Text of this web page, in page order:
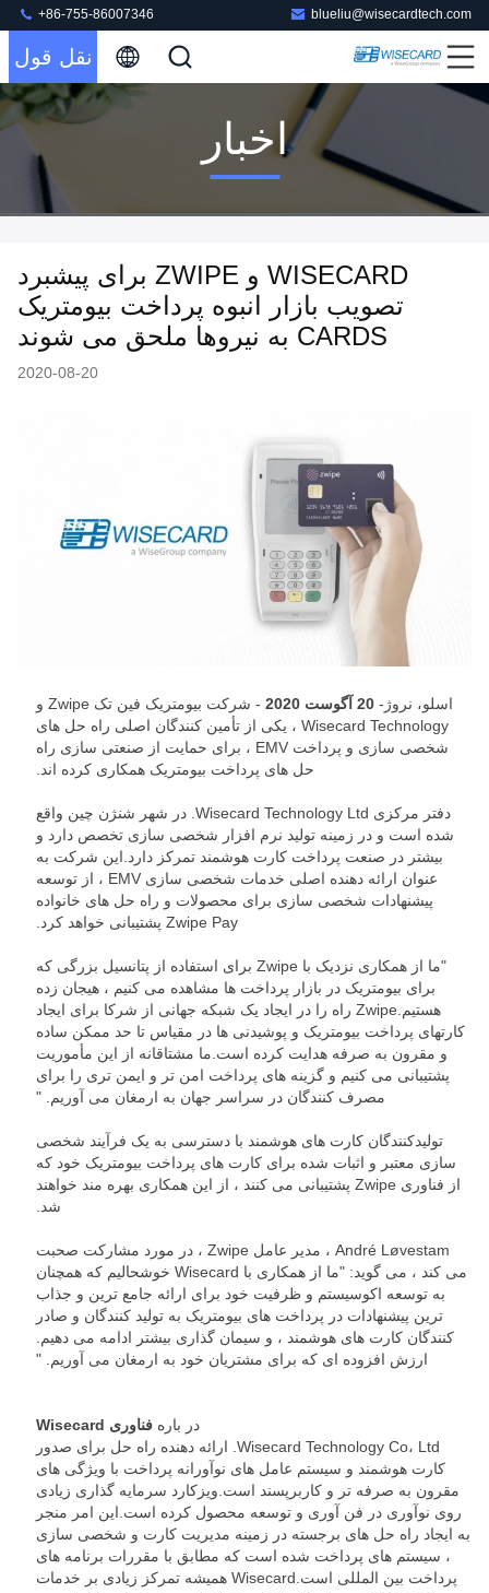
blueliu@wisecardtech.com
+86-755-86007346
نقل قول
اخبار
WISECARD و ZWIPE برای پیشبرد
تصویب بازار انبوه پرداخت بیومتریک
CARDS به نیروها ملحق می شوند
2020-08-20
اسلو، نروژ-20 آگوست 2020
- شرکت بیومتریک فین تک Zwipe و
Wisecard Technology ، یکی از تأمین کنندگان اصلی راه حل های
شخصی سازی و پرداخت EMV ، برای حمایت از صنعتی سازی راه
حل های پرداخت بیومتریک همکاری کرده اند.
دفتر مرکزی Wisecard Technology Ltd. در شهر شنژن چین واقع
شده است و در زمینه تولید نرم افزار شخصی سازی تخصص دارد و
بیشتر در صنعت پرداخت کارت هوشمند تمرکز دارد.این شرکت به
عنوان ارائه دهنده اصلی خدمات شخصی سازی EMV ، از توسعه
پیشنهادات شخصی سازی برای محصولات و راه حل های خانواده
Zwipe Pay پشتیبانی خواهد کرد.
"ما از همکاری نزدیک با Zwipe برای استفاده از پتانسیل بزرگی که
برای بیومتریک در بازار پرداخت ها مشاهده می کنیم ، هیجان زده
هستیم.Zwipe راه را در ایجاد یک شبکه جهانی از شرکا برای ایجاد
کارتهای پرداخت بیومتریک و پوشیدنی ها در مقیاس تا حد ممکن ساده
و مقرون به صرفه هدایت کرده است.ما مشتاقانه از این مأموریت
پشتیبانی می کنیم و گزینه های پرداخت امن تر و ایمن تری را برای
مصرف کنندگان در سراسر جهان به ارمغان می آوریم. "
تولیدکنندگان کارت های هوشمند با دسترسی به یک فرآیند شخصی
سازی معتبر و اثبات شده برای کارت های پرداخت بیومتریک خود که
از فناوری Zwipe پشتیبانی می کنند ، از این همکاری بهره مند خواهند
شد.
André Løvestam ، مدیر عامل Zwipe ، در مورد مشارکت صحبت
می کند ، می گوید: "ما از همکاری با Wisecard خوشحالیم که همچنان
به توسعه اکوسیستم و ظرفیت خود برای ارائه جامع ترین و جذاب
ترین پیشنهادات در پرداخت های بیومتریک به تولید کنندگان و صادر
کنندگان کارت های هوشمند ، و سیمان گذاری بیشتر ادامه می دهیم.
ارزش افزوده ای که برای مشتریان خود به ارمغان می آوریم. "
در باره فناوری Wisecard
Wisecard Technology Co، Ltd. ارائه دهنده راه حل برای صدور
کارت هوشمند و سیستم عامل های نوآورانه پرداخت با ویژگی های
مقرون به صرفه تر و کاربرپسند است.ویزكارد سرمایه گذاری زیادی
روی نوآوری در فن آوری و توسعه محصول كرده است.این امر منجر
به ایجاد راه حل های برجسته در زمینه مدیریت کارت و شخصی سازی
، سیستم های پرداخت شده است که مطابق با مقررات برنامه های
پرداخت بین المللی است.Wisecard همیشه تمرکز زیادی بر خدمات